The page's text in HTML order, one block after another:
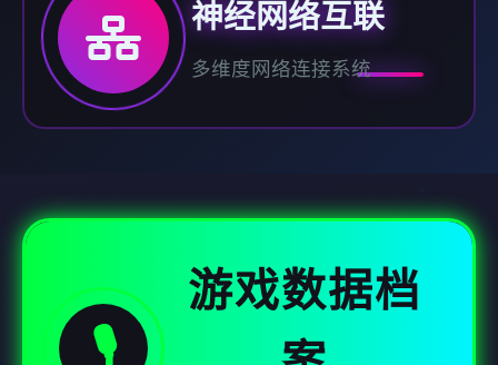
神经网络互联
多维度网络连接系统
🎙️
游戏数据档